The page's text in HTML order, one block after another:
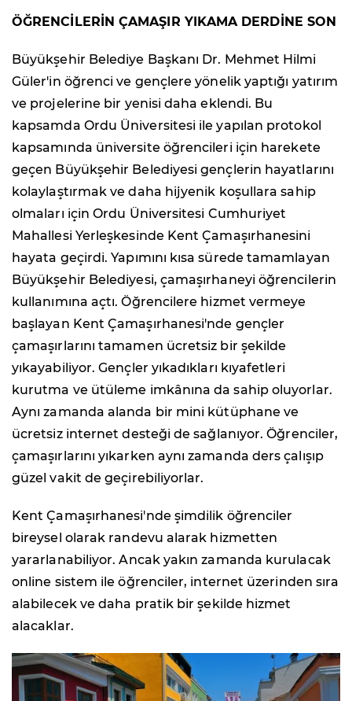
ÖĞRENCİLERİN ÇAMAŞIR YIKAMA DERDİNE SON
Büyükşehir Belediye Başkanı Dr. Mehmet Hilmi
Güler'in öğrenci ve gençlere yönelik yaptığı yatırım
ve projelerine bir yenisi daha eklendi. Bu
kapsamda Ordu Üniversitesi ile yapılan protokol
kapsamında üniversite öğrencileri için harekete
geçen Büyükşehir Belediyesi gençlerin hayatlarını
kolaylaştırmak ve daha hijyenik koşullara sahip
olmaları için Ordu Üniversitesi Cumhuriyet
Mahallesi Yerleşkesinde Kent Çamaşırhanesini
hayata geçirdi. Yapımını kısa sürede tamamlayan
Büyükşehir Belediyesi, çamaşırhaneyi öğrencilerin
kullanımına açtı. Öğrencilere hizmet vermeye
başlayan Kent Çamaşırhanesi'nde gençler
çamaşırlarını tamamen ücretsiz bir şekilde
yıkayabiliyor. Gençler yıkadıkları kıyafetleri
kurutma ve ütüleme imkânına da sahip oluyorlar.
Aynı zamanda alanda bir mini kütüphane ve
ücretsiz internet desteği de sağlanıyor. Öğrenciler,
çamaşırlarını yıkarken aynı zamanda ders çalışıp
güzel vakit de geçirebiliyorlar.
Kent Çamaşırhanesi'nde şimdilik öğrenciler
bireysel olarak randevu alarak hizmetten
yararlanabiliyor. Ancak yakın zamanda kurulacak
online sistem ile öğrenciler, internet üzerinden sıra
alabilecek ve daha pratik bir şekilde hizmet
alacaklar.